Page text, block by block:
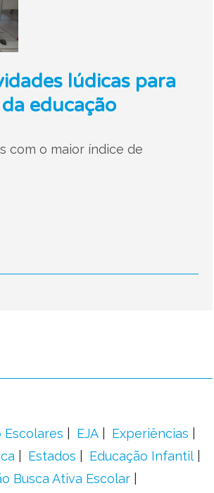
lúdicas para
educação
com o maior índice de
Escolares EJA
Experiências
Estados
Educação Infantil
Busca Ativa Escolar